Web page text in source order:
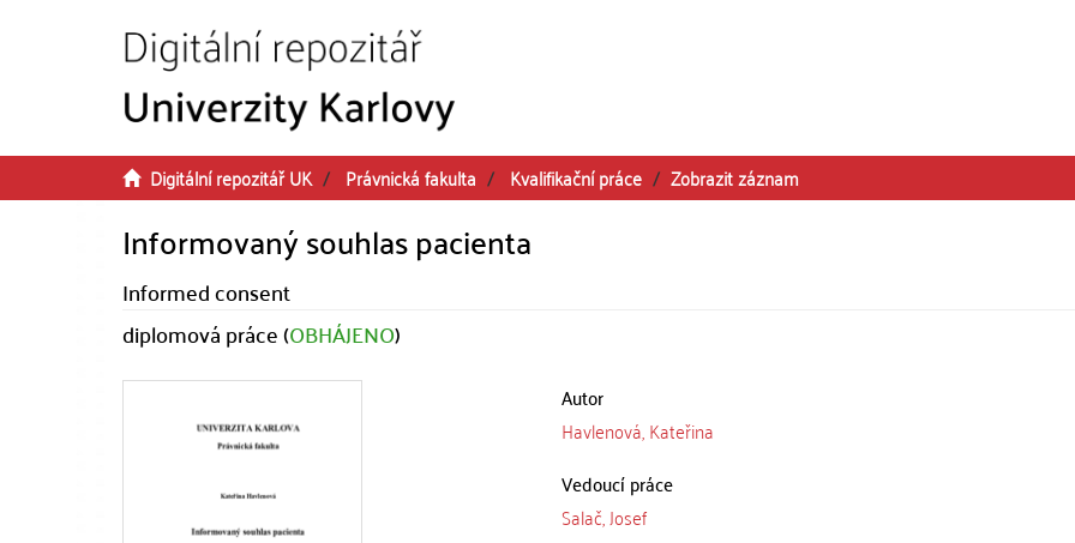
Digitální repozitář UK Právnická fakulta Kvalifikační práce Zobrazit záznam
Informovaný souhlas pacienta
Informed consent
diplomová práce (OBHÁJENO)
Autor
Havlenová, Kateřina
Vedoucí práce
Salač, Josef